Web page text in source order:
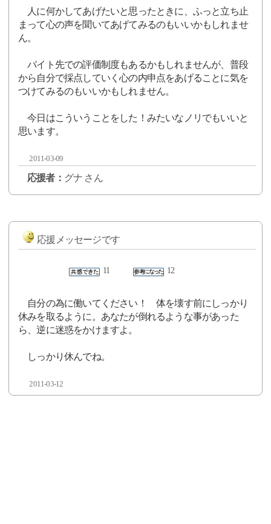
人に何かしてあげたいと思ったときに、ふっと立ち止
まって心の声を聞いてあげてみるのもいいかもしれませ
ん。
バイト先での評価制度もあるかもしれませんが、普段
から自分で採点していく心の内申点をあげることに気を
つけてみるのもいいかもしれません。
今日はこういうことをした！みたいなノリでもいいと
思います。
2011-03-09
応援者： グナ さん
応援メッセージです
11 12
自分の為に働いてください！ 体を壊す前にしっかり
休みを取るように。あなたが倒れるような事があった
ら、逆に迷惑をかけますよ。
しっかり休んでね。
2011-03-12